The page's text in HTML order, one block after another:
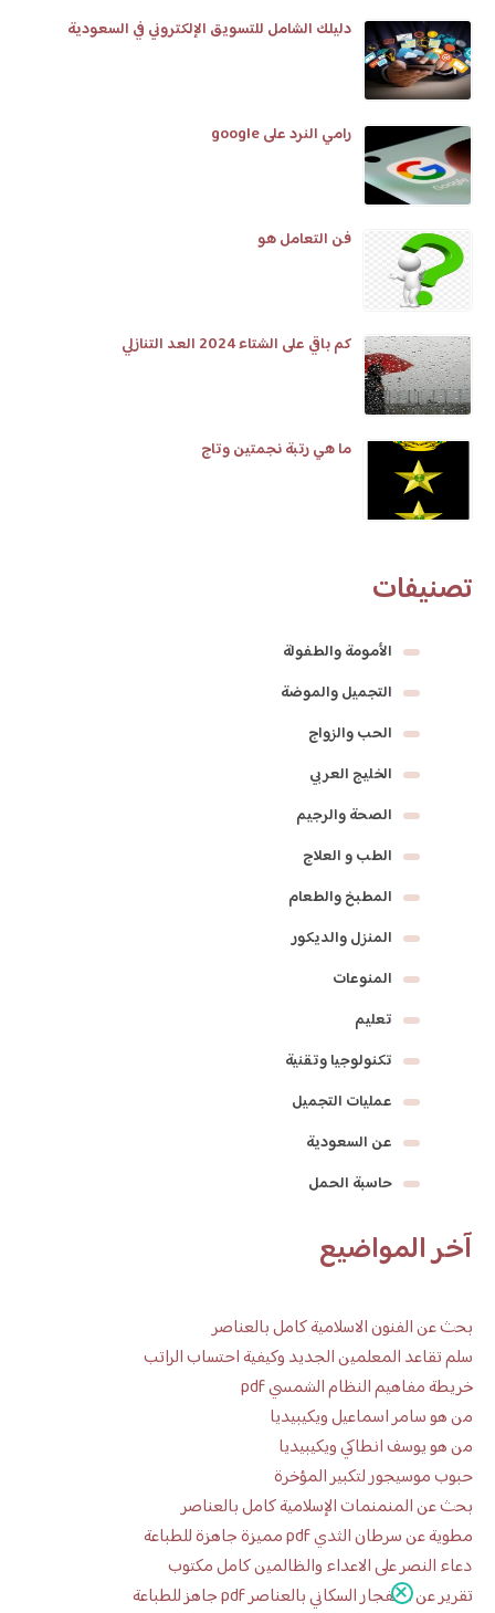
دليلك الشامل للتسويق الإلكتروني في السعودية
رامي النرد على google
فن التعامل هو
كم باقي على الشتاء 2024 العد التنازلي
ما هي رتبة نجمتين وتاج
تصنيفات
الأمومة والطفولة
التجميل والموضة
الحب والزواج
الخليج العربي
الصحة والرجيم
الطب و العلاج
المطبخ والطعام
المنزل والديكور
المنوعات
تعليم
تكنولوجيا وتقنية
عمليات التجميل
عن السعودية
حاسبة الحمل
آخر المواضيع
بحث عن الفنون الاسلامية كامل بالعناصر
سلم تقاعد المعلمين الجديد وكيفية احتساب الراتب
خريطة مفاهيم النظام الشمسي pdf
من هو سامر اسماعيل ويكيبيديا
من هو يوسف انطاكي ويكيبيديا
حبوب موسيجور لتكبير المؤخرة
بحث عن المنمنمات الإسلامية كامل بالعناصر
مطوية عن سرطان الثدي pdf مميزة جاهزة للطباعة
دعاء النصر على الاعداء والظالمين كامل مكتوب
تقرير عن الانفجار السكاني بالعناصر pdf جاهز للطباعة